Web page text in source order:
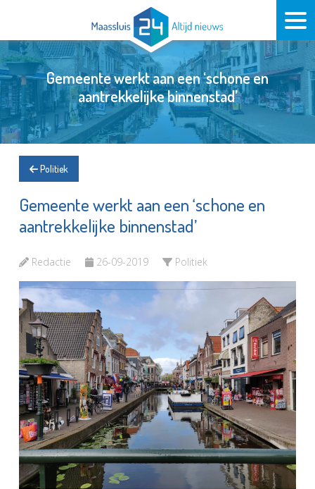
Gemeente werkt aan een ‘schone en
aantrekkelijke binnenstad’
Politiek
Gemeente werkt aan een ‘schone en
aantrekkelijke binnenstad’
Redactie 26-09-2019 Politiek